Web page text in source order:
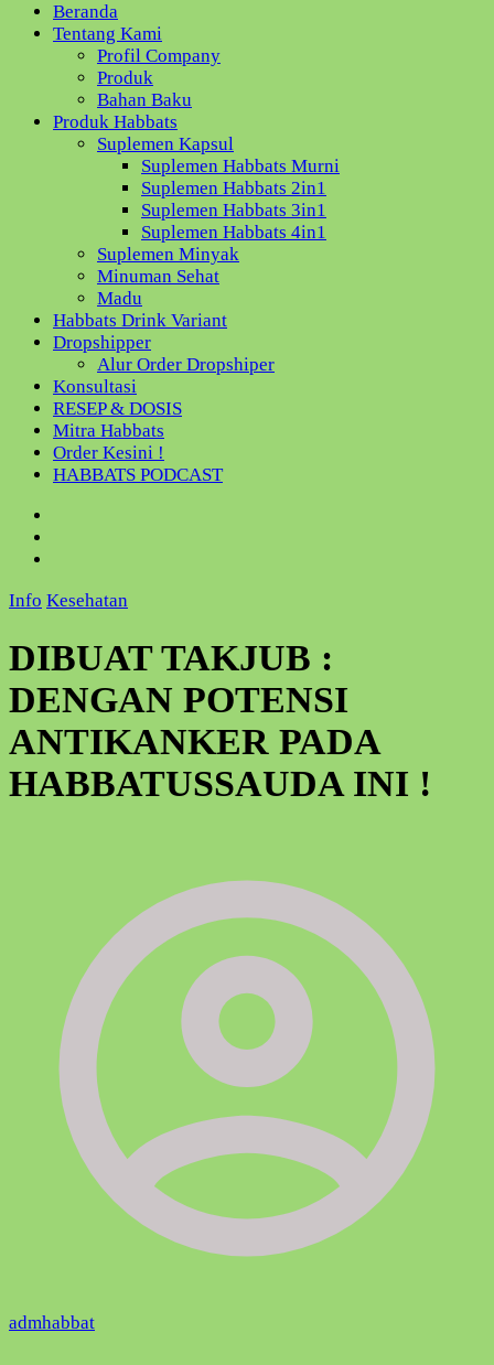
Beranda
Tentang Kami
Profil Company
Produk
Bahan Baku
Produk Habbats
Suplemen Kapsul
Suplemen Habbats Murni
Suplemen Habbats 2in1
Suplemen Habbats 3in1
Suplemen Habbats 4in1
Suplemen Minyak
Minuman Sehat
Madu
Habbats Drink Variant
Dropshipper
Alur Order Dropshiper
Konsultasi
RESEP & DOSIS
Mitra Habbats
Order Kesini !
HABBATS PODCAST
Info Kesehatan
DIBUAT TAKJUB :
DENGAN POTENSI
ANTIKANKER PADA
HABBATUSSAUDA INI !
admhabbat